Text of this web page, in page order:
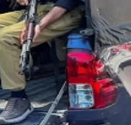
शेयर करें -